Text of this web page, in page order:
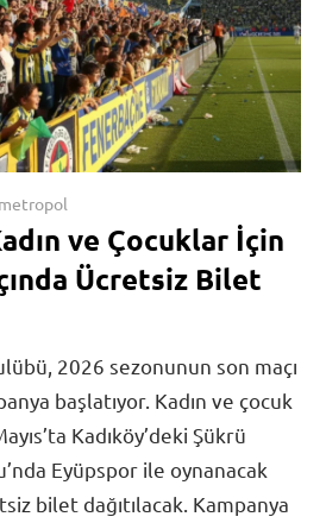
ve Çocuklar İçin
Ücretsiz Bilet
2026 sezonunun son maçı
başlatıyor. Kadın ve çocuk
Kadıköy’deki Şükrü
Eyüpspor ile oynanacak
bilet dağıtılacak. Kampanya